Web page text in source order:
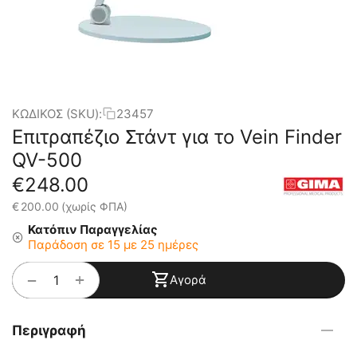
ΚΩΔΙΚΟΣ (SKU): 23457
Επιτραπέζιο Στάντ για το Vein Finder
QV-500
€248.00
€200.00 (χωρίς ΦΠΑ)
Κατόπιν Παραγγελίας
Παράδοση σε 15 με 25 ημέρες
+
− Αγορά
Περιγραφή